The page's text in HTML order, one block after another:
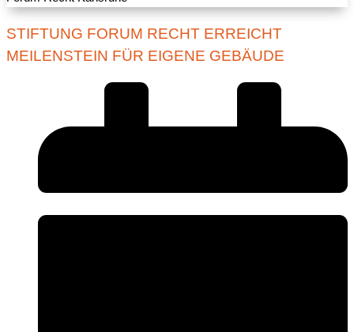
STIFTUNG FORUM RECHT ERREICHT
MEILENSTEIN FÜR EIGENE GEBÄUDE